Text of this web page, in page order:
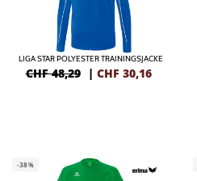
LIGA STAR POLYESTER TRAININGSJACKE
CHF 48,29 | CHF 30,16
-38%